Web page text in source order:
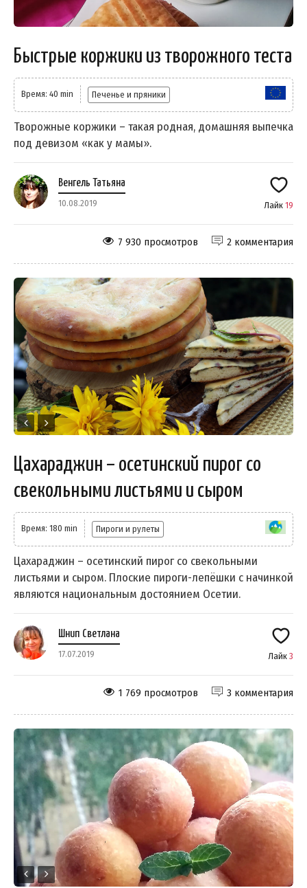
Быстрые коржики из творожного теста
Время: 40 min Печенье и пряники
Творожные коржики – такая родная, домашняя выпечка
под девизом «как у мамы».
Венгель Татьяна
10.08.2019 Лайк 19
2 комментария
7 930 просмотров
Цахараджин – осетинский пирог со
свекольными листьями и сыром
Время: 180 min Пироги и рулеты
Цахараджин – осетинский пирог со свекольными
листьями и сыром. Плоские пироги-лепёшки с начинкой
являются национальным достоянием Осетии.
Шнип Светлана
17.07.2019 Лайк 3
3 комментария
1 769 просмотров